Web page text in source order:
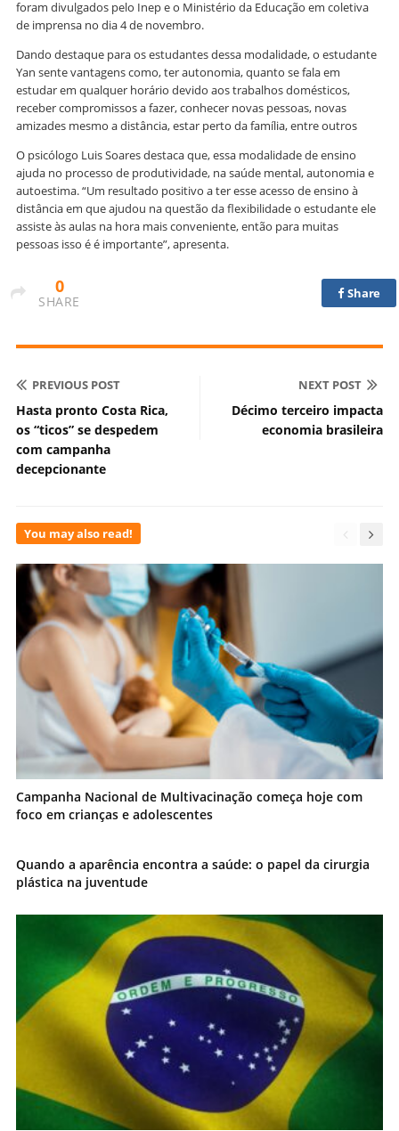
foram divulgados pelo Inep e o Ministério da Educação em coletiva
de imprensa no dia 4 de novembro.
Dando destaque para os estudantes dessa modalidade, o estudante
Yan sente vantagens como, ter autonomia, quanto se fala em
estudar em qualquer horário devido aos trabalhos domésticos,
receber compromissos a fazer, conhecer novas pessoas, novas
amizades mesmo a distância, estar perto da família, entre outros
O psicólogo Luis Soares destaca que, essa modalidade de ensino
ajuda no processo de produtividade, na saúde mental, autonomia e
autoestima. “Um resultado positivo a ter esse acesso de ensino à
distância em que ajudou na questão da flexibilidade o estudante ele
assiste às aulas na hora mais conveniente, então para muitas
pessoas isso é é importante”, apresenta.
0
SHARE
Share
PREVIOUS POST
Hasta pronto Costa Rica,
os “ticos” se despedem
com campanha
decepcionante
NEXT POST
Décimo terceiro impacta
economia brasileira
You may also read!
Campanha Nacional de Multivacinação começa hoje com
foco em crianças e adolescentes
Quando a aparência encontra a saúde: o papel da cirurgia
plástica na juventude